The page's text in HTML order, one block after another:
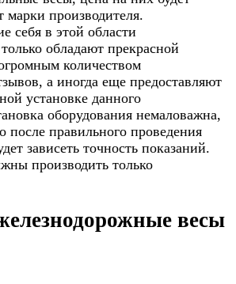
марки производителя.
себя в этой области
обладают прекрасной
количеством
а иногда еще предоставляют
установке данного
оборудования немаловажна,
после правильного проведения
зависеть точность показаний.
производить только
весы